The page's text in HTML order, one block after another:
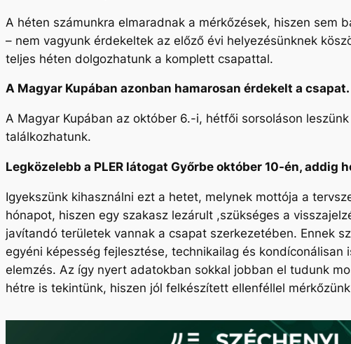
A héten számunkra elmaradnak a mérkőzések, hiszen sem
– nem vagyunk érdekeltek az előző évi helyezésünknek
teljes héten dolgozhatunk a komplett csapattal.
A Magyar Kupában azonban hamarosan érdekelt a
A Magyar Kupában az október 6.-i, hétfői sorsoláson
találkozhatunk.
Legközelebb a PLER látogat Győrbe október 10-én, addig
Igyekszünk kihasználni ezt a hetet, melynek mottója a
hónapot, hiszen egy szakasz lezárult ,szükséges a
javítandó területek vannak a csapat szerkezetében. Ennek
egyéni képesség fejlesztése, technikailag és
elemzés. Az így nyert adatokban sokkal jobban el tudunk
hétre is tekintünk, hiszen jól felkészített ellenféllel